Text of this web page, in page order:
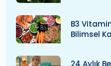
B3
Bilimsel
24 Aylık